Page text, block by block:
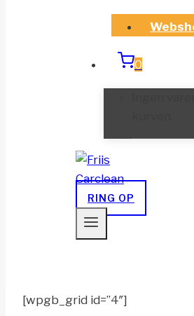
0
RING OP
[wpgb_grid id=”4″]